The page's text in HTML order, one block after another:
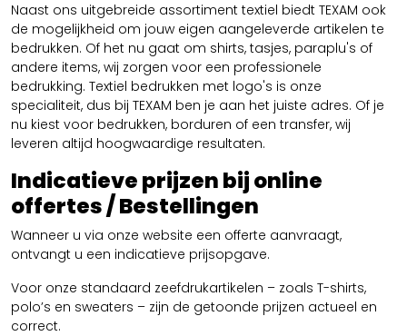
Naast ons uitgebreide assortiment textiel biedt TEXAM ook
de mogelijkheid om jouw eigen aangeleverde artikelen te
bedrukken. Of het nu gaat om shirts, tasjes, paraplu's of
andere items, wij zorgen voor een professionele
bedrukking. Textiel bedrukken met logo's is onze
specialiteit, dus bij TEXAM ben je aan het juiste adres. Of je
nu kiest voor bedrukken, borduren of een transfer, wij
leveren altijd hoogwaardige resultaten.
Indicatieve prijzen bij online
offertes / Bestellingen
Wanneer u via onze website een offerte aanvraagt,
ontvangt u een indicatieve prijsopgave.
Voor onze standaard zeefdrukartikelen – zoals T-shirts,
polo’s en sweaters – zijn de getoonde prijzen actueel en
correct.